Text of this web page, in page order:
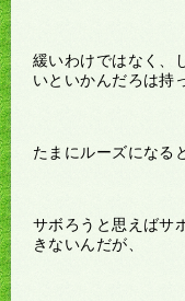
緩いわけではなく、
いといかんだろは持
たまにルーズになる
サボろうと思えばサ
きないんだが、